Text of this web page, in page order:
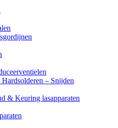
– Snijden
& Keuring lasapparaten